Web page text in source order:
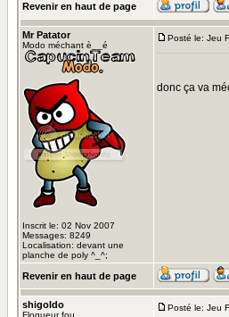
Revenir en haut de page
Mr Patator
Modo méchant è__é
Inscrit le: 02 Nov 2007
Messages: 8249
Localisation: devant une
planche de poly ^_^;
Posté le: Jeu
donc ça va
Revenir en haut de page
shigoldo
Floqueur fou
Posté le: Jeu